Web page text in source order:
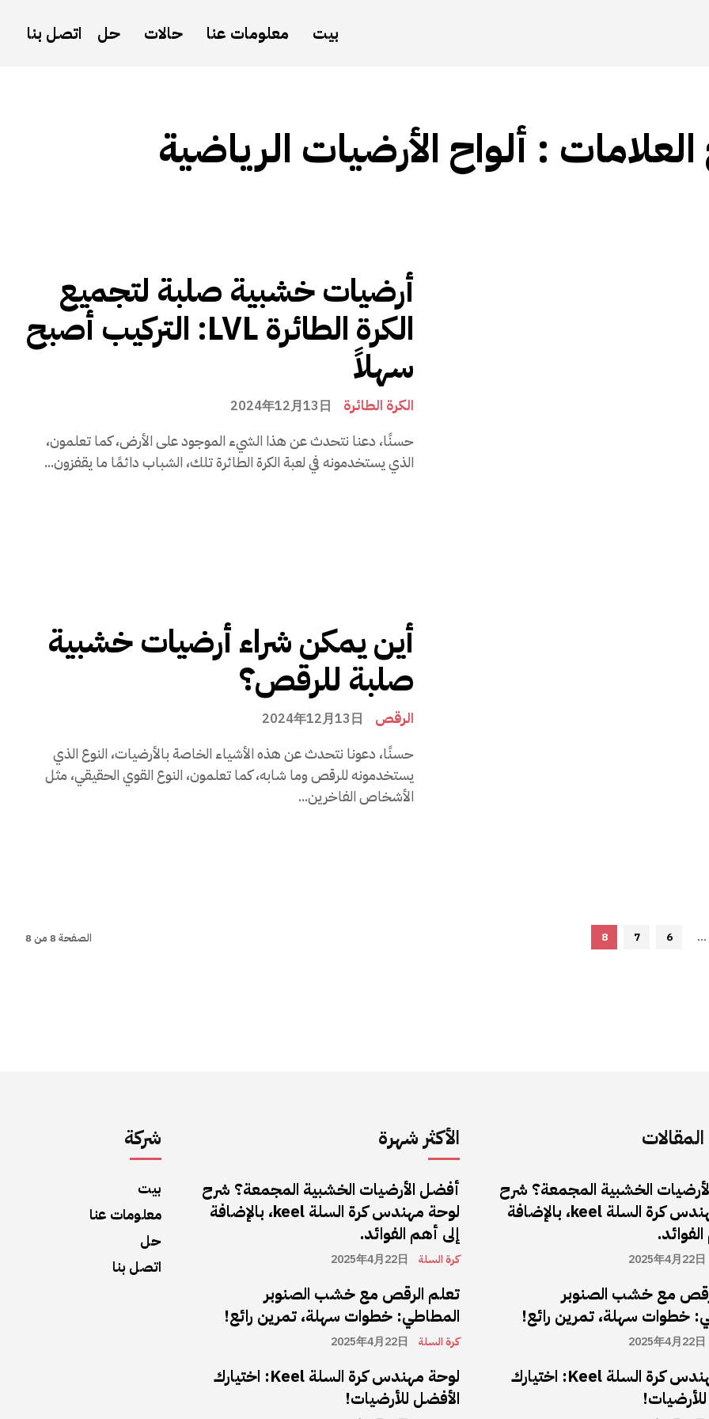
بيت معلومات عنا حالات حل اتصل بنا
العلامات : ألواح الأرضيات الرياضية
أرضيات خشبية صلبة لتجميع
الكرة الطائرة LVL: التركيب أصبح
سهلاً
الكرة الطائرة 2024年12月13日
حسنًا، دعنا نتحدث عن هذا الشيء الموجود على الأرض، كما تعلمون،
الذي يستخدمونه في لعبة الكرة الطائرة تلك، الشباب دائمًا ما يقفزون...
أين يمكن شراء أرضيات خشبية
صلبة للرقص؟
الرقص 2024年12月13日
حسنًا، دعونا نتحدث عن هذه الأشياء الخاصة بالأرضيات، النوع الذي
يستخدمونه للرقص وما شابه، كما تعلمون، النوع القوي الحقيقي، مثل
الأشخاص الفاخرين...
...
6
7
8 الصفحة 8 من 8
شركة
بيت
معلومات عنا
حل
اتصل بنا
الأكثر شهرة
أفضل الأرضيات الخشبية المجمعة؟ شرح
لوحة مهندس كرة السلة keel، بالإضافة
إلى أهم الفوائد.
كرة السلة 2025年4月22日
تعلم الرقص مع خشب الصنوبر
المطاطي: خطوات سهلة، تمرين رائع!
كرة السلة 2025年4月22日
لوحة مهندس كرة السلة Keel: اختيارك
الأفضل للأرضيات!
الخشبية المجمعة؟ شرح
لوحة مهندس كرة السلة keel، بالإضافة
2025年4月22日
مع خشب الصنوبر
خطوات سهلة، تمرين رائع!
2025年4月22日
لوحة مهندس كرة السلة Keel: اختيارك